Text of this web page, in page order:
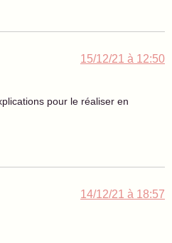
15/12/21 à 12:50
pour le réaliser en
14/12/21 à 18:57